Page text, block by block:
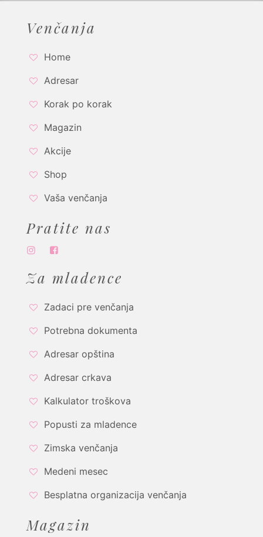
Venčanja
Home
Adresar
Korak po korak
Magazin
Akcije
Shop
Vaša venčanja
Pratite nas
Za mladence
Zadaci pre venčanja
Potrebna dokumenta
Adresar opština
Adresar crkava
Kalkulator troškova
Popusti za mladence
Zimska venčanja
Medeni mesec
Besplatna organizacija venčanja
Magazin